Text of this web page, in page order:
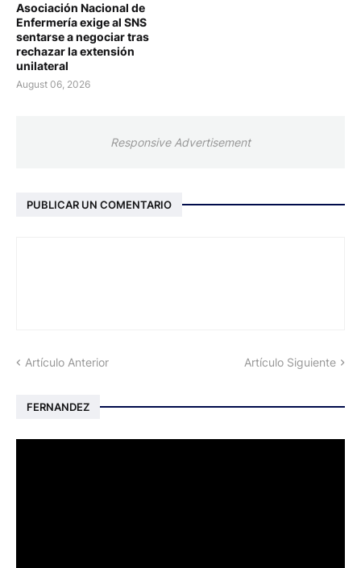
Asociación Nacional de
Enfermería exige al SNS
sentarse a negociar tras
rechazar la extensión
unilateral
August 06, 2026
Responsive Advertisement
PUBLICAR UN COMENTARIO
Artículo Anterior Artículo Siguiente
FERNANDEZ